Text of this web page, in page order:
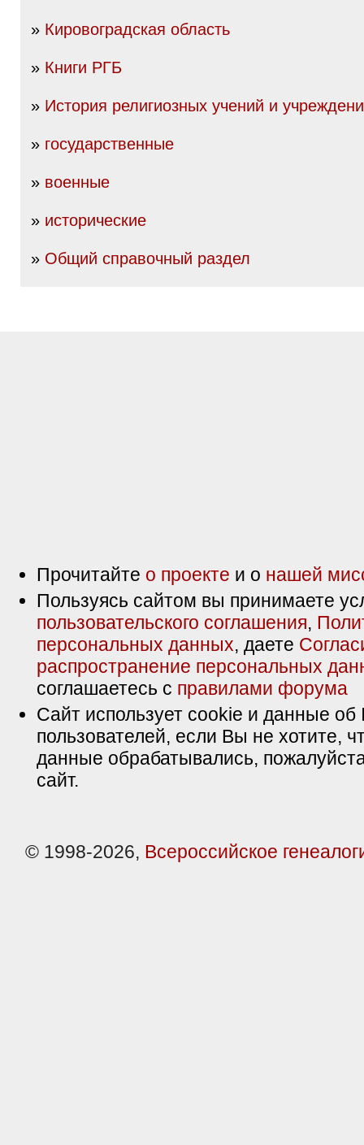
» Кировоградская область
» Книги РГБ
» История религиозных учений и
» государственные
» военные
» исторические
» Общий справочный раздел
Прочитайте о проекте и о нашей
Пользуясь сайтом вы принимаете
пользовательского соглашения,
персональных данных, даете
распространение персональных
соглашаетесь с правилами форума
Сайт использует cookie и данные об
пользователей, если Вы не хотите,
данные обрабатывались,
сайт.
© 1998-2026, Всероссийское